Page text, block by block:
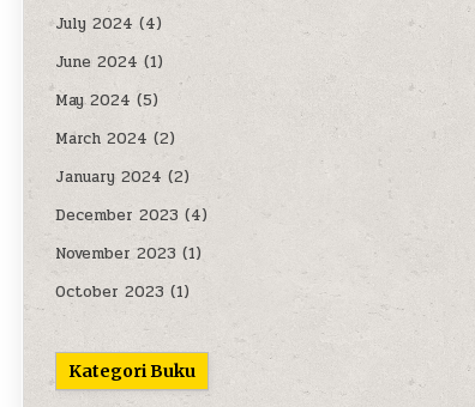
July 2024 (4)
June 2024 (1)
May 2024 (5)
March 2024 (2)
January 2024 (2)
December 2023 (4)
November 2023 (1)
October 2023 (1)
Kategori Buku